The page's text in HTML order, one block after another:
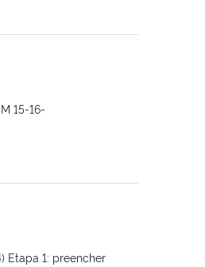
15-16-
Etapa 1: preencher